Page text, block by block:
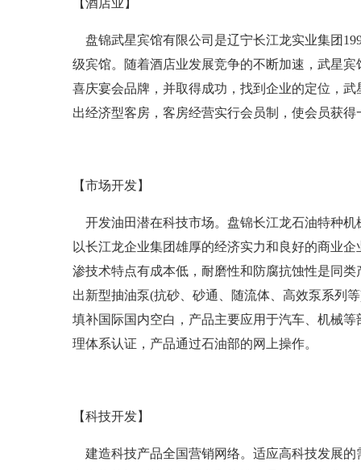
【酒店业】
盘锦武星宾馆有限公司是辽宁长江龙实业集团
级宾馆。随着酒店业发展竞争的不断加速，武星
喜庆宴会品牌，并取得成功，找到企业的定位，
出经济型客房，客房经营实行会员制，使会员获
【市场开发】
开发油田潜在科技市场。盘锦长江龙石油特种机
以长江龙企业集团雄厚的经济实力和良好的商业
渗技术特点有成本低，耐磨性和防腐抗蚀性是同
出新型抽油泵(抗砂、砂通、随流体、高效泵系列
填补国际国内空白，产品主要应用于汽车、机械等
理体系认证，产品通过石油部的网上操作。
【科技开发】
建造科技产品全国营销网络。适应高科技发展的